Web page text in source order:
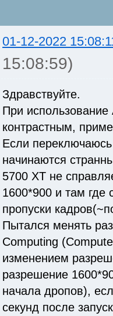
01-12-2022
15:08:59)
Здравствуйте.
При
контрастным,
Если
начинаются
5700 XT не
1600*900 и там где
пропуски
Пытался менять
Computing
изменением
разрешение
начала дропов),
секунд после